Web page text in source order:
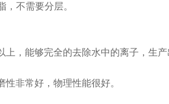
不需要分层。
，能够完全的去除水中的离子，生产
非常好，物理性能很好。